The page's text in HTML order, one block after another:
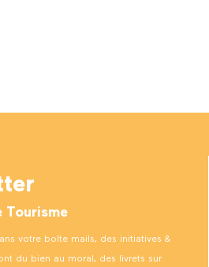
Tourisme
votre boîte mails, des initiatives &
du bien au moral, des livrets sur